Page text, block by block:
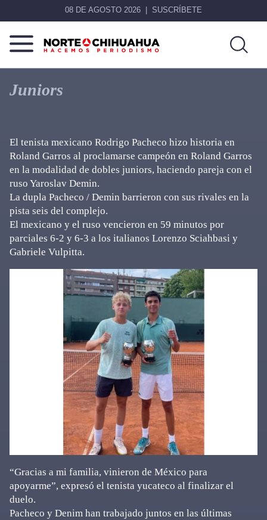
08 DE AGOSTO 2026 SUSCRÍBETE
Norte
Chihuahua
Más
que
noticias,
Juniors
El tenista mexicano Rodrigo Pacheco hizo historia en
Roland Garros al proclamarse campeón en Roland Garros
en la modalidad de dobles juniors, haciendo pareja con el
ruso Yaroslav Demin.
La dupla Pacheco / Demin barrieron con sus rivales en la
pista seis del complejo.
El mexicano y el ruso vencieron en 59 minutos por
parciales 6-2 y 6-3 a los italianos Lorenzo Sciahbasi y
Gabriele Vulpitta.
“Gracias a mi familia, vinieron de México para
apoyarme”, expresó el tenista yucateco al finalizar el
duelo.
Pacheco y Denim han trabajado juntos en las últimas